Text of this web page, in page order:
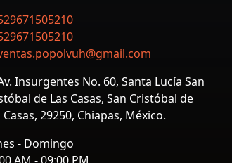
Insurgentes No. 60, Santa Lucía San
de Las Casas, San Cristóbal de
Casas, 29250, Chiapas, México.
- Domingo